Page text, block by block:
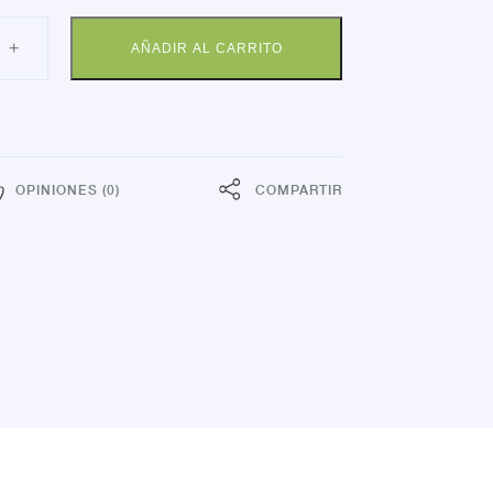
+ AÑADIR AL CARRITO
OPINIONES (0) COMPARTIR